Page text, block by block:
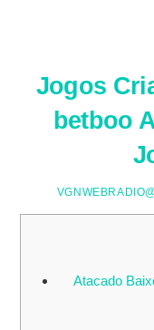
Jogos
betboo
Atacado